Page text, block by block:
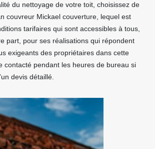
du nettoyage de votre toit, choisissez de
couvreur Mickael couverture, lequel est
tarifaires qui sont accessibles à tous,
part, pour ses réalisations qui répondent
exigeants des propriétaires dans cette
contacté pendant les heures de bureau si
devis détaillé.